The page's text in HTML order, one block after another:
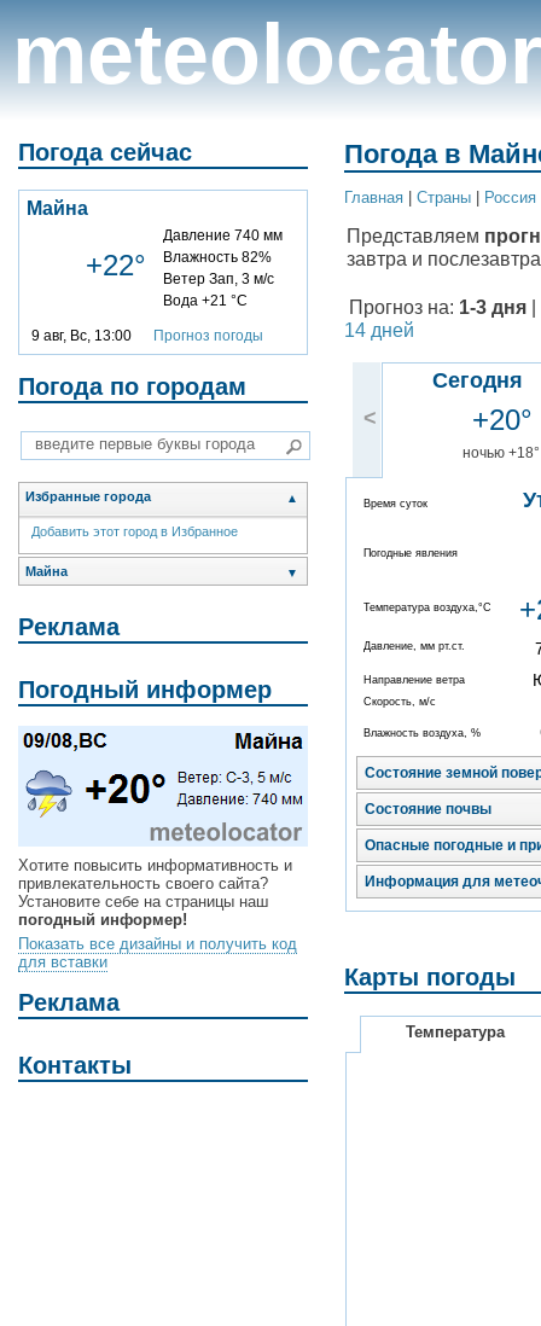
meteolocator
Погода сейчас
Майна
+22°
Давление 740 мм
Влажность 82%
Ветер Зап, 3 м/с
Вода +21 °C
9 авг, Вс, 13:00 Прогноз погоды
Погода по городам
Избранные города ▲
Добавить этот город в Избранное
Майна ▼
Реклама
Погодный информер
Хотите повысить информативность и
привлекательность своего сайта?
Установите себе на страницы наш
погодный информер!
Показать все дизайны и получить код
для вставки
Реклама
Контакты
Погода в
Главная Cтраны Россия
Представляем
завтра и
Прогноз на: 1-3 дня
14 дней
<
Сегодня
+20°
ночью +18°
Время суток
Погодные явления
Температура воздуха,°C
Давление, мм рт.ст.
Направление ветра
Скорость, м/с
Влажность воздуха, %
Состояние земной
Состояние почвы
Опасные погодные и
Информация для
Карты погоды
Температура